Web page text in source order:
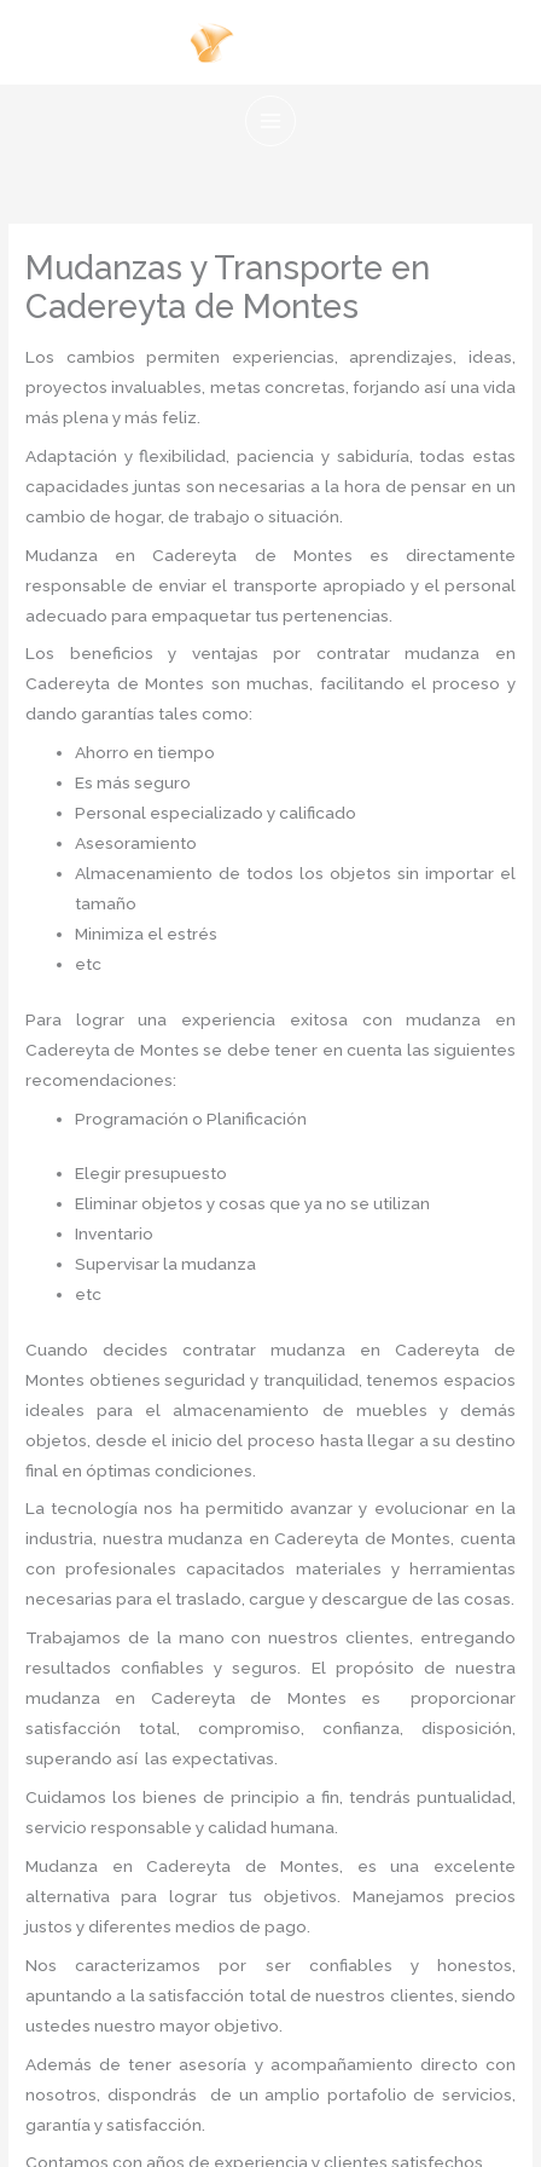
Mudanzas y Transporte en
Cadereyta de Montes
Los cambios permiten experiencias, aprendizajes, ideas,
proyectos invaluables, metas concretas, forjando así una vida
más plena y más feliz.
Adaptación y flexibilidad, paciencia y sabiduría, todas estas
capacidades juntas son necesarias a la hora de pensar en un
cambio de hogar, de trabajo o situación.
Mudanza en Cadereyta de Montes es directamente
responsable de enviar el transporte apropiado y el personal
adecuado para empaquetar tus pertenencias.
Los beneficios y ventajas por contratar mudanza en
Cadereyta de Montes son muchas, facilitando el proceso y
dando garantías tales como:
Ahorro en tiempo
Es más seguro
Personal especializado y calificado
Asesoramiento
Almacenamiento de todos los objetos sin importar el
tamaño
Minimiza el estrés
etc
Para lograr una experiencia exitosa con mudanza en
Cadereyta de Montes se debe tener en cuenta las siguientes
recomendaciones:
Programación o Planificación
Elegir presupuesto
Eliminar objetos y cosas que ya no se utilizan
Inventario
Supervisar la mudanza
etc
Cuando decides contratar mudanza en Cadereyta de
Montes obtienes seguridad y tranquilidad, tenemos espacios
ideales para el almacenamiento de muebles y demás
objetos, desde el inicio del proceso hasta llegar a su destino
final en óptimas condiciones.
La tecnología nos ha permitido avanzar y evolucionar en la
industria, nuestra mudanza en Cadereyta de Montes, cuenta
con profesionales capacitados materiales y herramientas
necesarias para el traslado, cargue y descargue de las cosas.
Trabajamos de la mano con nuestros clientes, entregando
resultados confiables y seguros. El propósito de nuestra
mudanza en Cadereyta de Montes es proporcionar
satisfacción total, compromiso, confianza, disposición,
superando así las expectativas.
Cuidamos los bienes de principio a fin, tendrás puntualidad,
servicio responsable y calidad humana.
Mudanza en Cadereyta de Montes, es una excelente
alternativa para lograr tus objetivos. Manejamos precios
justos y diferentes medios de pago.
Nos caracterizamos por ser confiables y honestos,
apuntando a la satisfacción total de nuestros clientes, siendo
ustedes nuestro mayor objetivo.
Además de tener asesoría y acompañamiento directo con
nosotros, dispondrás de un amplio portafolio de servicios,
garantía y satisfacción.
Contamos con años de experiencia y clientes satisfechos.